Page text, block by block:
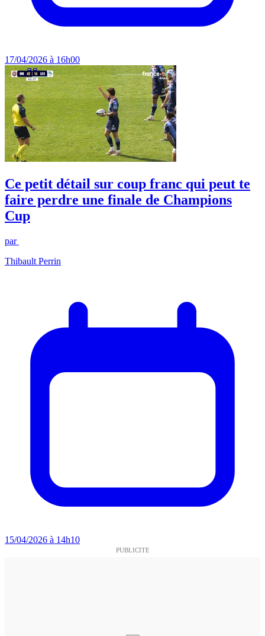
17/04/2026 à 16h00
Ce petit détail sur coup franc qui peut te
faire perdre une finale de Champions
Cup
par
Thibault Perrin
15/04/2026 à 14h10